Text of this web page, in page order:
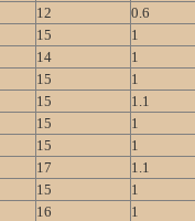
12
0.6
15
1
14
1
15
1
15
1.1
15
1
15
1
17
1.1
15
1
16
1